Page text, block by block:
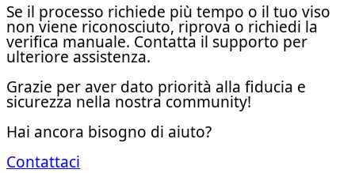
Se il processo richiede più tempo o il tuo viso
non viene riconosciuto, riprova o richiedi la
verifica manuale. Contatta il supporto per
ulteriore assistenza.
Grazie per aver dato priorità alla fiducia e
sicurezza nella nostra community!
Hai ancora bisogno di aiuto?
Contattaci